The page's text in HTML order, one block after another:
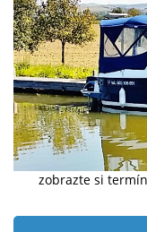
zobrazte si